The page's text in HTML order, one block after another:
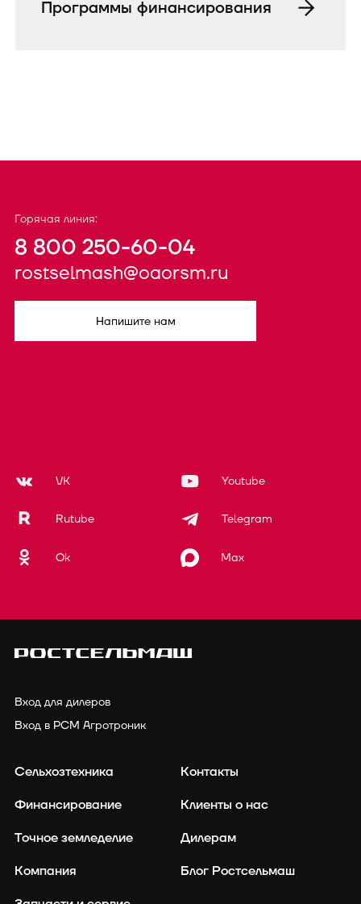
Программы финансирования
Горячая линия:
8 800 250-60-04
rostselmash@oaorsm.ru
Напишите нам
VK Youtube
Rutube Telegram
Ok Max
Вход для дилеров
Вход в РСМ Агротроник
Сельхозтехника
Финансирование
Точное земледелие
Компания
Контакты
Клиенты о нас
Дилерам
Блог Ростсельмаш